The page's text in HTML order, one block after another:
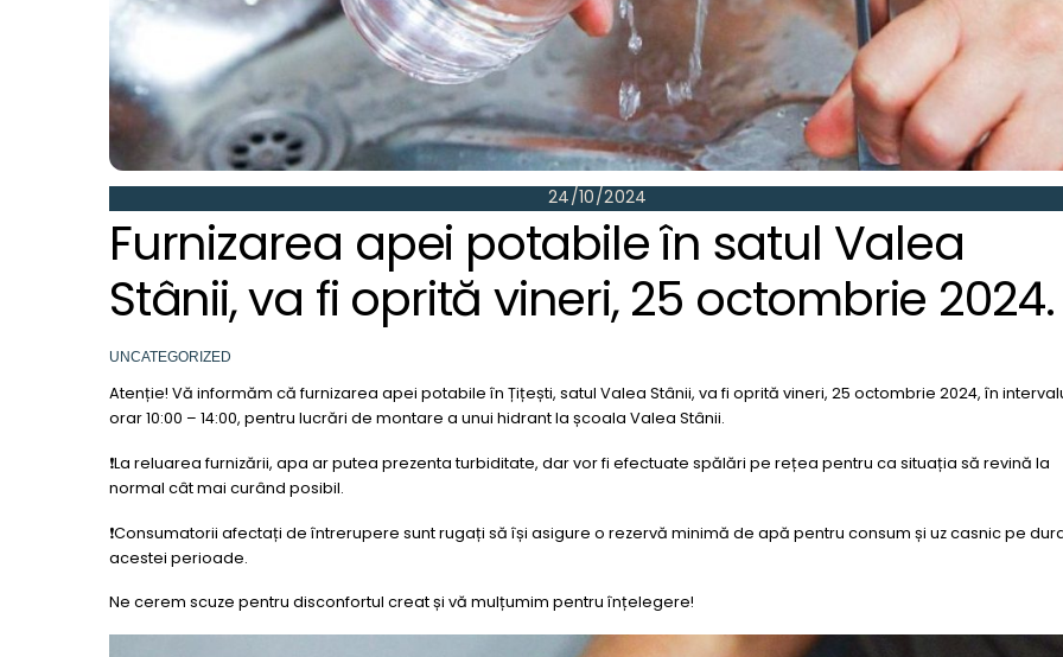
24/10/2024
Furnizarea apei potabile în satul Valea
Stânii, va fi oprită vineri, 25 octombrie 2024.
UNCATEGORIZED
Atenție! Vă informăm că furnizarea apei potabile în Țițești, satul Valea Stânii, va fi oprită vineri, 25 octombrie 2024, în
orar 10:00 – 14:00, pentru lucrări de montare a unui hidrant la școala Valea Stânii.
❗️La reluarea furnizării, apa ar putea prezenta turbiditate, dar vor fi efectuate spălări pe rețea pentru ca situația să revină la
normal cât mai curând posibil.
❗️Consumatorii afectați de întrerupere sunt rugați să își asigure o rezervă minimă de apă pentru consum și uz casnic pe
acestei perioade.
Ne cerem scuze pentru disconfortul creat și vă mulțumim pentru înțelegere!